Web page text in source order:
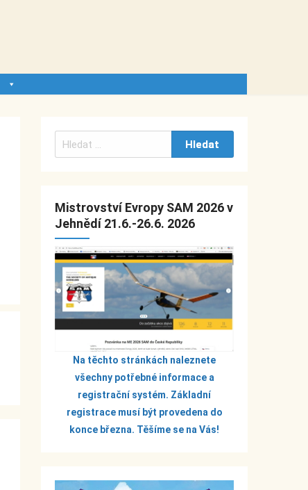
y
e
d
v
n
Mistrovství Evropy SAM 2026 v
Jehnědí 21.6.-26.6. 2026
Na těchto stránkách naleznete
všechny potřebné informace a
registrační systém. Základní
registrace musí být provedena do
konce března. Těšíme se na Vás!